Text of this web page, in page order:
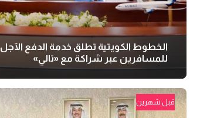
الخطوط الكويتية تطلق خدمة الدفع الآجل
للمسافرين عبر شراكة مع «تالي»
قبل شهرين